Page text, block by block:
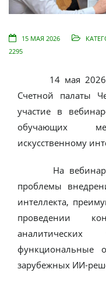
15 МАЯ 2026
2295
14 мая 2026
Счетной палаты
участие в
обучающих
искусственному
На вебинаре
проблемы
интеллекта,
проведении
функциональные
зарубежных ИИ-